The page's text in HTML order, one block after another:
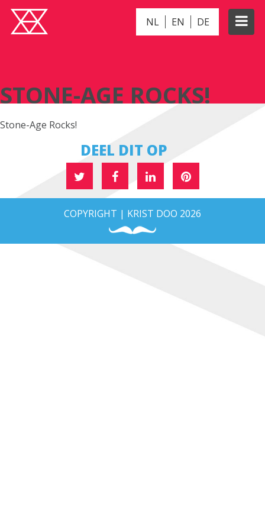
NL EN DE
STONE-AGE ROCKS!
Stone-Age Rocks!
DEEL DIT OP
COPYRIGHT | KRIST DOO 2026